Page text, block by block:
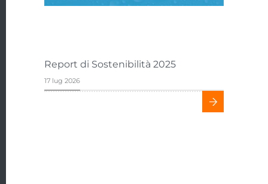
Report di Sostenibilità 2025
17 lug 2026